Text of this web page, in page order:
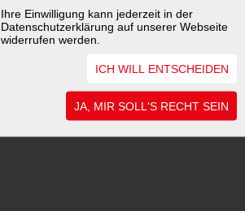
Ihre Einwilligung kann jederzeit in der
Datenschutzerklärung auf unserer Webseite
widerrufen werden.
ICH WILL ENTSCHEIDEN
JA, MIR SOLL'S RECHT SEIN